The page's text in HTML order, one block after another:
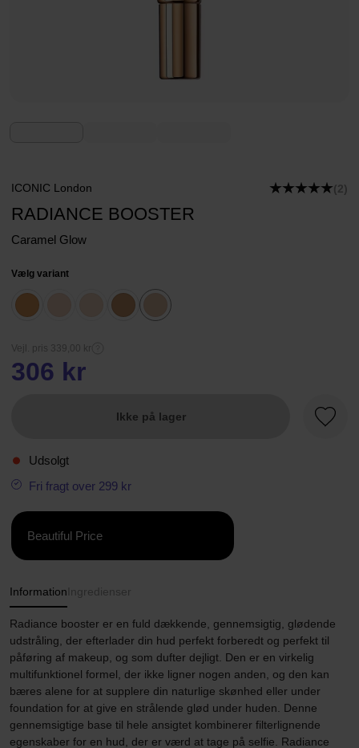
ICONIC London (2)
RADIANCE BOOSTER
Caramel Glow
Vælg variant
Vejl. pris 339,00 kr
306 kr
Ikke på lager
Udsolgt
Fri fragt over 299 kr
Beautiful Price
Information Ingredienser
Radiance booster er en fuld dækkende, gennemsigtig, glødende
udstråling, der efterlader din hud perfekt forberedt og perfekt til
påføring af makeup, og som dufter dejligt. Den er en virkelig
multifunktionel formel, der ikke ligner nogen anden, og den kan
bæres alene for at supplere din naturlige skønhed eller under
foundation for at give en strålende glød under huden. Denne
gennemsigtige base til hele ansigtet kombinerer filterlignende
egenskaber for en hud, der er værd at tage på selfie. Radiance